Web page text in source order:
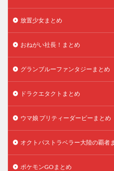
放置少女まとめ
おねがい社長！まとめ
グランブルーファンタジーまとめ
ドラクエタクトまとめ
ウマ娘 プリティーダービーまとめ
オクトパストラベラー大陸の覇者
ポケモンGOまとめ